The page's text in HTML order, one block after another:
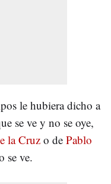
le hubiera dicho a
se ve y no se oye,
la Cruzo de Pablo
se ve.